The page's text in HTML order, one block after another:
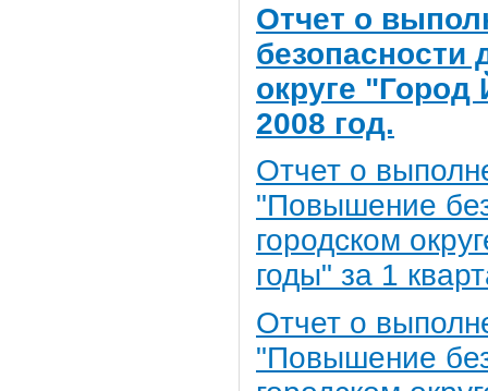
Отчет о
безопасности
округе
2008 год.
Отчет о
"Повышение
городском
годы" за 1
Отчет о
"Повышение